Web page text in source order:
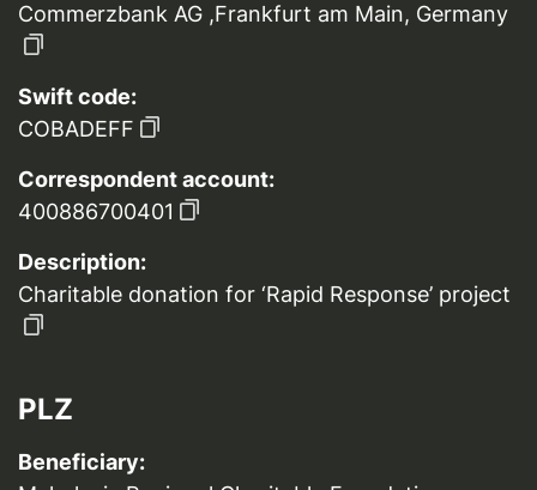
Commerzbank AG ,Frankfurt am Main, Germany
Swift code:
COBADEFF
Correspondent account:
400886700401
Description:
Charitable donation for ‘Rapid Response’ project
PLZ
Beneficiary: